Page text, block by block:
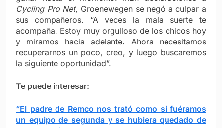
Cycling Pro Net, Groenewegen se negó a culpar a
sus compañeros. “A veces la mala suerte te
acompaña. Estoy muy orgulloso de los chicos hoy
y miramos hacia adelante. Ahora necesitamos
recuperarnos un poco, creo, y luego buscaremos
la siguiente oportunidad”.
Te puede interesar:
“El padre de Remco nos trató como si fuéramos
un equipo de segunda y se hubiera quedado de